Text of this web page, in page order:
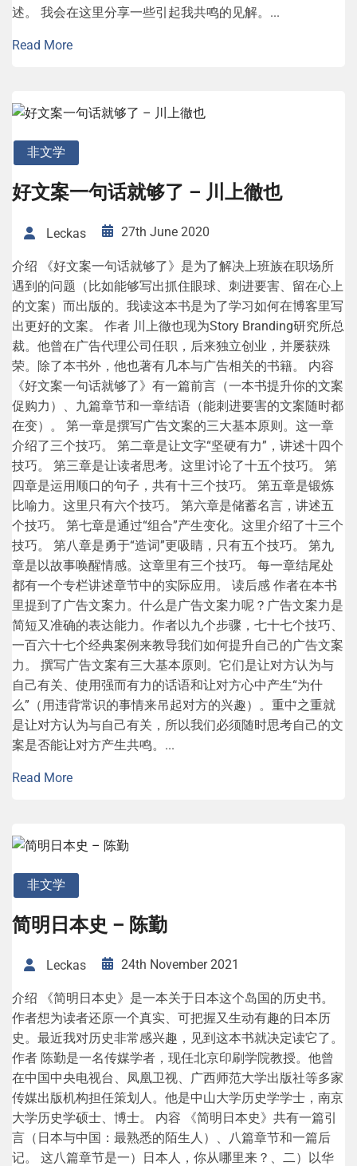
述。 我会在这里分享一些引起我共鸣的见解。...
Read More
非文学
好文案一句话就够了 – 川上徹也
Leckas 27th June 2020
介绍 《好文案一句话就够了》是为了解决上班族在职场所
遇到的问题（比如能够写出抓住眼球、刺进要害、留在心上
的文案）而出版的。我读这本书是为了学习如何在博客里写
出更好的文案。 作者 川上徹也现为Story Branding研究所总
裁。他曾在广告代理公司任职，后来独立创业，并屡获殊
荣。除了本书外，他也著有几本与广告相关的书籍。 内容
《好文案一句话就够了》有一篇前言（一本书提升你的文案
促购力）、九篇章节和一章结语（能刺进要害的文案随时都
在变）。 第一章是撰写广告文案的三大基本原则。这一章
介绍了三个技巧。 第二章是让文字“坚硬有力”，讲述十四个
技巧。 第三章是让读者思考。这里讨论了十五个技巧。 第
四章是运用顺口的句子，共有十三个技巧。 第五章是锻炼
比喻力。这里只有六个技巧。 第六章是储蓄名言，讲述五
个技巧。 第七章是通过“组合”产生变化。这里介绍了十三个
技巧。 第八章是勇于“造词”更吸睛，只有五个技巧。 第九
章是以故事唤醒情感。这章里有三个技巧。 每一章结尾处
都有一个专栏讲述章节中的实际应用。 读后感 作者在本书
里提到了广告文案力。什么是广告文案力呢？广告文案力是
简短又准确的表达能力。作者以九个步骤，七十七个技巧、
一百六十七个经典案例来教导我们如何提升自己的广告文案
力。 撰写广告文案有三大基本原则。它们是让对方认为与
自己有关、使用强而有力的话语和让对方心中产生“为什
么”（用违背常识的事情来吊起对方的兴趣）。重中之重就
是让对方认为与自己有关，所以我们必须随时思考自己的文
案是否能让对方产生共鸣。...
Read More
非文学
简明日本史 – 陈勤
Leckas 24th November 2021
介绍 《简明日本史》是一本关于日本这个岛国的历史书。
作者想为读者还原一个真实、可把握又生动有趣的日本历
史。最近我对历史非常感兴趣，见到这本书就决定读它了。
作者 陈勤是一名传媒学者，现任北京印刷学院教授。他曾
在中国中央电视台、凤凰卫视、广西师范大学出版社等多家
传媒出版机构担任策划人。他是中山大学历史学学士，南京
大学历史学硕士、博士。 内容 《简明日本史》共有一篇引
言（日本与中国：最熟悉的陌生人）、八篇章节和一篇后
记。 这八篇章节是一）日本人，你从哪里来？、二）以华